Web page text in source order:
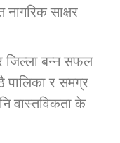
साक्षर
जिल्ला बन्न सफल
र समग्र
वास्तविकता के